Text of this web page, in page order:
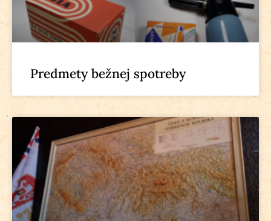
Predmety bežnej spotreby